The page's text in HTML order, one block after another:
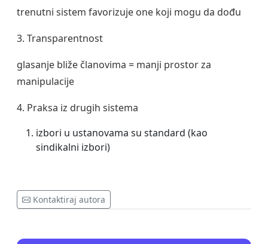
trenutni sistem favorizuje one koji mogu da dođu
3. Transparentnost
glasanje bliže članovima = manji prostor za
manipulacije
4. Praksa iz drugih sistema
izbori u ustanovama su standard (kao
sindikalni izbori)
Kontaktiraj autora